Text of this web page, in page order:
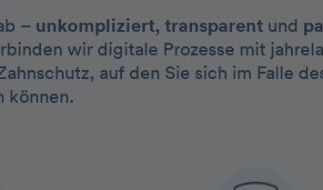
– unkompliziert, transparent und
wir digitale Prozesse mit
auf den Sie sich im Falle
können.